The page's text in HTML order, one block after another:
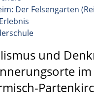
Der Felsengarten
und
im